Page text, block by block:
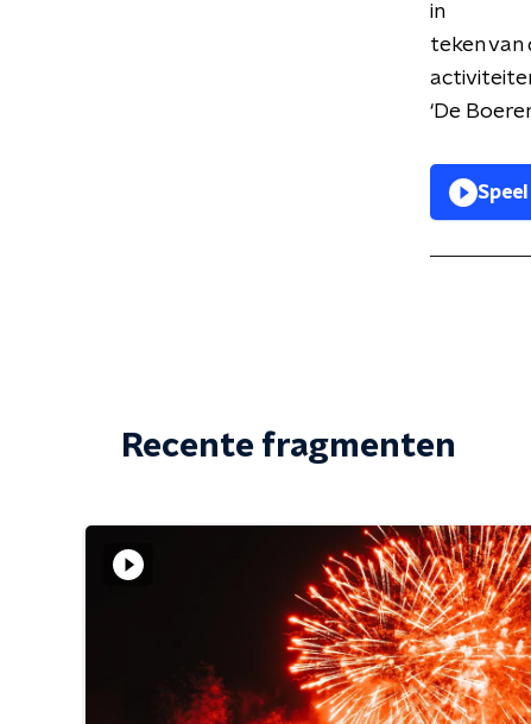
in
teken van
‘De
Recente fragmenten